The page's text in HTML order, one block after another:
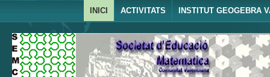
INICI ACTIVITATS INSTITUT GEOGEBRA